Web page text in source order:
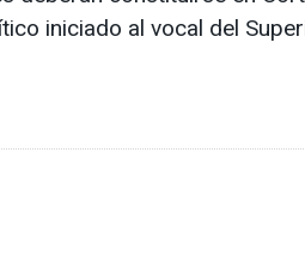
iniciado al vocal del